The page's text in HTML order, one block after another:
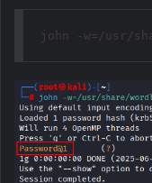
john -w=/usr/